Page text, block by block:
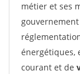
métier et ses
énergétiques,
courant et de